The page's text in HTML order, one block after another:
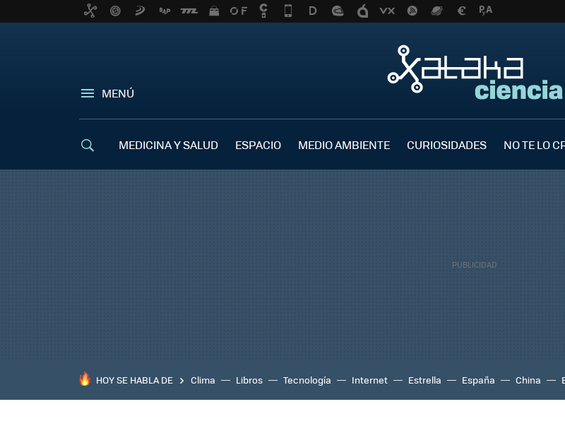
MENÚ
MEDICINA Y SALUD ESPACIO MEDIO AMBIENTE CURIOSIDADES NO TE LO
HOY SE HABLA DE Clima Libros Tecnología Internet Estrella España China